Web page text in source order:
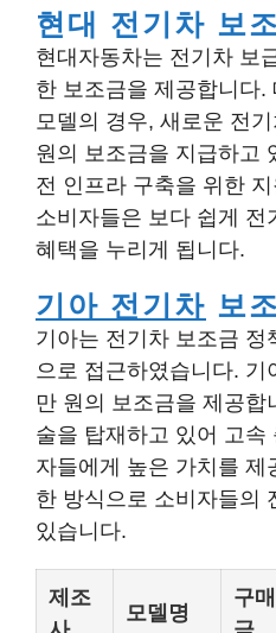
현대 전기차 보
현대자동차는 전기차 보
한 보조금을 제공합니다.
모델의 경우, 새로운 전
원의 보조금을 지급하고
전 인프라 구축을 위한
소비자들은 보다 쉽게 전
혜택을 누리게 됩니다.
기아 전기차 보
기아는 전기차 보조금
으로 접근하였습니다. 기
만 원의 보조금을 제공합
술을 탑재하고 있어 고속
자들에게 높은 가치를 제
한 방식으로 소비자들의
있습니다.
제조
모델명
구